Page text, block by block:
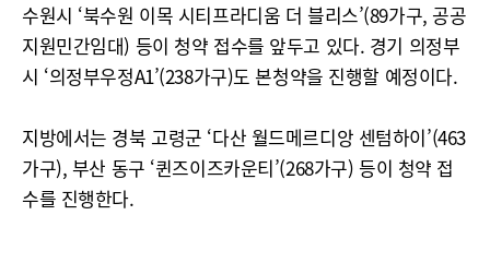
수원시 ‘북수원 이목 시티프라디움 더 블리스’(89가구, 공공
지원민간임대) 등이 청약 접수를 앞두고 있다. 경기 의정부
시 ‘의정부우정A1’(238가구)도 본청약을 진행할 예정이다.
지방에서는 경북 고령군 ‘다산 월드메르디앙 센텀하이’(463
가구), 부산 동구 ‘퀸즈이즈카운티’(268가구) 등이 청약 접
수를 진행한다.